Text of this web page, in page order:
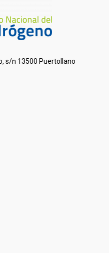
s/n 13500 Puertollano